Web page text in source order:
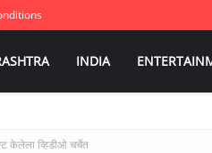
INDIA
केलेला व्हिडीओ चर्चेत